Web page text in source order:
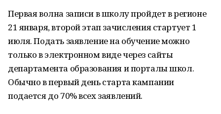
Первая волна записи в школу пройдет в регионе
21 января, второй этап зачисления стартует 1
июля. Подать заявление на обучение можно
только в электронном виде через сайты
департамента образования и порталы школ.
Обычно в первый день старта кампании
подается до 70% всех заявлений.